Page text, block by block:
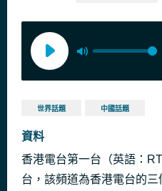
世界話題 中國話題
資料
香港電台第一台（英語：
台，該頻道為香港電台的